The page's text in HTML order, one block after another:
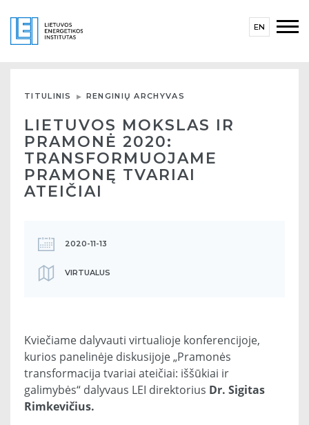
EN
TITULINIS RENGINIŲ ARCHYVAS
LIETUVOS MOKSLAS IR
PRAMONĖ 2020:
TRANSFORMUOJAME
PRAMONĘ TVARIAI
ATEIČIAI
2020-11-13
VIRTUALUS
Kviečiame dalyvauti virtualioje konferencijoje,
kurios panelinėje diskusijoje „Pramonės
transformacija tvariai ateičiai: iššūkiai ir
galimybės“ dalyvaus LEI direktorius Dr. Sigitas
Rimkevičius.